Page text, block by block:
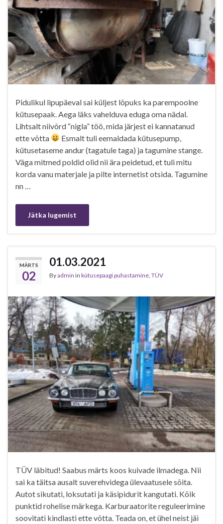
Pidulikul lipupäeval sai küljest lõpuks ka parempoolne
kütusepaak. Aega läks vahelduva eduga oma nädal.
Lihtsalt niivõrd “nigla” töö, mida järjest ei kannatanud
ette võtta
Esmalt tuli eemaldada kütusepump,
kütusetaseme andur (tagatule taga) ja tagumine stange.
Väga mitmed poldid olid nii ära peidetud, et tuli mitu
korda vanu materjale ja pilte internetist otsida. Tagumine
nn …
Jätka lugemist
MÄRTS
02
01.03.2021
Byadmin in kütusepaagi puhastamine TÜV
TÜV läbitud! Saabus märts koos kuivade ilmadega. Nii
sai ka täitsa ausalt suverehvidega ülevaatusele sõita.
Autot sikutati, loksutati ja käsipidurit kangutati. Kõik
punktid rohelise märkega. Karburaatorite reguleerimine
soovitati kindlasti ette võtta. Teada on, et ühel neist jäi